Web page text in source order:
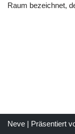
Raum bezeichnet,
Neve | Präsentiert